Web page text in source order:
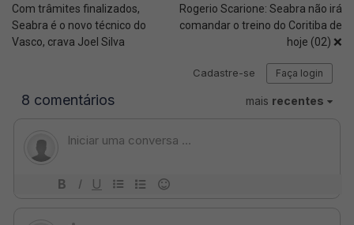
Com trâmites finalizados,
Seabra é o novo técnico do
Vasco, crava Joel Silva
Rogerio Scarione: Seabra não irá
comandar o treino do Coritiba de
hoje (02) ❌